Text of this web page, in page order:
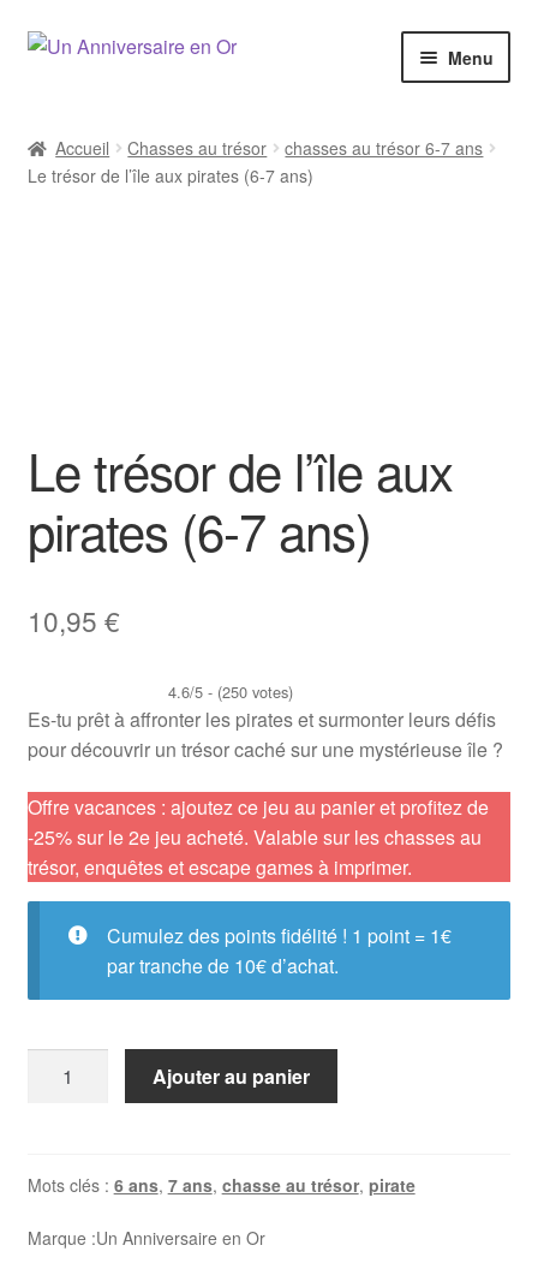
Aller
navigation
Aller
Menu
Accueil Chasses au trésor
chasses au trésor 6-7 ans
Le trésor de l’île aux pirates (6-7 ans)
Le trésor de l’île aux
pirates (6-7 ans)
10,95 €
4.6/5 - (250 votes)
Es-tu prêt à affronter les pirates et surmonter leurs défis
pour découvrir un trésor caché sur une mystérieuse île ?
Offre vacances : ajoutez ce jeu au panier et profitez de
-25% sur le 2e jeu acheté. Valable sur les chasses au
trésor, enquêtes et escape games à imprimer.
Cumulez des points fidélité ! 1 point = 1€
par tranche de 10€ d’achat.
de
aux
Ajouter au panier
Mots clés : 6 ans, 7 ans, chasse au trésor, pirate
Marque :Un Anniversaire en Or